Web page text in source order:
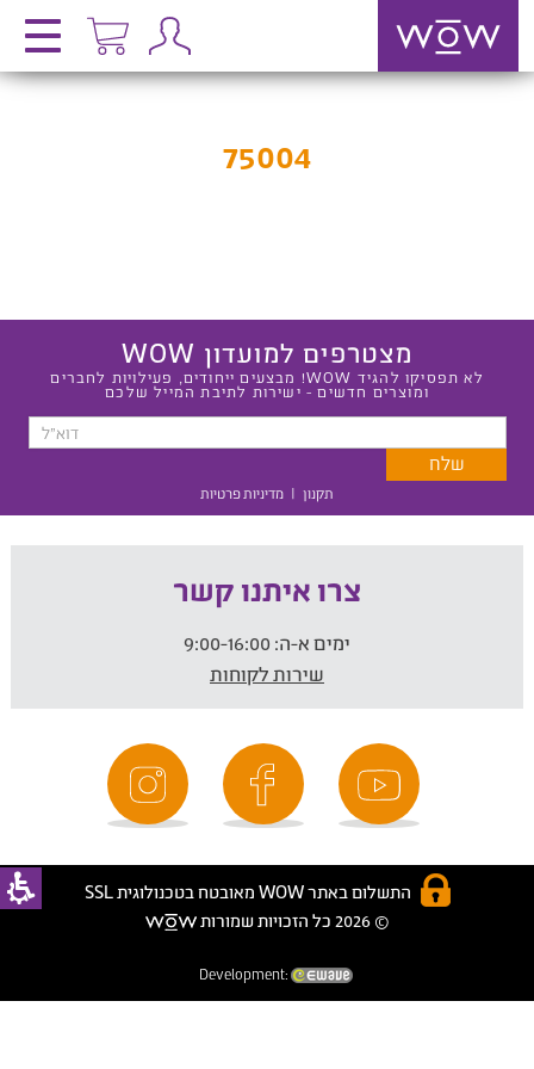
75004
מצטרפים למועדון WOW
לא תפסיקו להגיד WOW! מבצעים ייחודים, פעילויות לחברים
ומוצרים חדשים - ישירות לתיבת המייל שלכם
תקנון | מדיניות פרטיות
צרו איתנו קשר
ימים א-ה:
שירות לקוחות
התשלום באתר WOW מאובטח בטכנולוגית SSL
© 2026 כל הזכויות שמורות
Development: